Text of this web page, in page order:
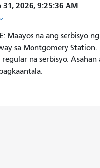
31, 2026, 9:25:36 AM
Maayos na ang serbisyo ng
sa Montgomery Station.
na serbisyo. Asahan